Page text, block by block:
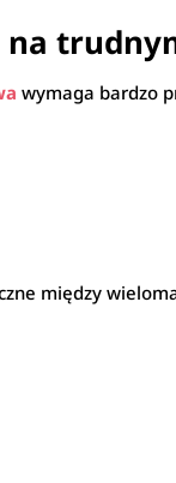
na
wymaga bardzo
między